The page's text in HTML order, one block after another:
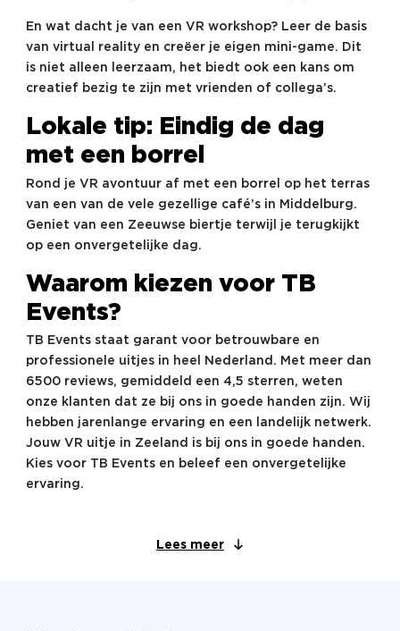
En wat dacht je van een VR workshop? Leer de basis
van virtual reality en creëer je eigen mini-game. Dit
is niet alleen leerzaam, het biedt ook een kans om
creatief bezig te zijn met vrienden of collega’s.
Lokale tip: Eindig de dag
met een borrel
Rond je VR avontuur af met een borrel op het terras
van een van de vele gezellige café’s in Middelburg.
Geniet van een Zeeuwse biertje terwijl je terugkijkt
op een onvergetelijke dag.
Waarom kiezen voor TB
Events?
TB Events staat garant voor betrouwbare en
professionele uitjes in heel Nederland. Met meer dan
6500 reviews, gemiddeld een 4,5 sterren, weten
onze klanten dat ze bij ons in goede handen zijn. Wij
hebben jarenlange ervaring en een landelijk netwerk.
Jouw VR uitje in Zeeland is bij ons in goede handen.
Kies voor TB Events en beleef een onvergetelijke
ervaring.
Lees meer